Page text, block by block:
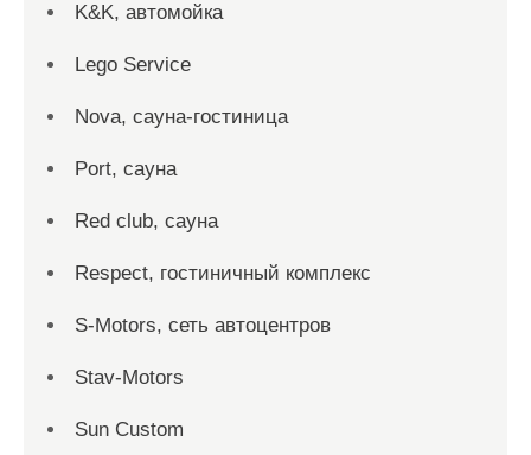
K&K, автомойка
Lego Service
Nova, сауна-гостиница
Port, сауна
Red сlub, сауна
Respect, гостиничный комплекс
S-Motors, сеть автоцентров
Stav-Motors
Sun Custom